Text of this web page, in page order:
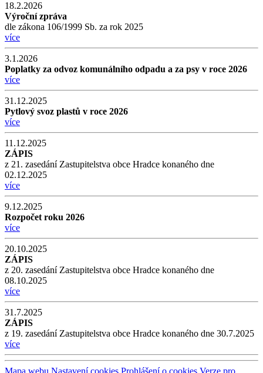
18.2.2026
Výroční zpráva
dle zákona 106/1999 Sb. za rok 2025
více
3.1.2026
Poplatky za odvoz komunálního odpadu a za psy v roce 2026
více
31.12.2025
Pytlový svoz plastů v roce 2026
více
11.12.2025
ZÁPIS
z 21. zasedání Zastupitelstva obce Hradce konaného dne
02.12.2025
více
9.12.2025
Rozpočet roku 2026
více
20.10.2025
ZÁPIS
z 20. zasedání Zastupitelstva obce Hradce konaného dne
08.10.2025
více
31.7.2025
ZÁPIS
z 19. zasedání Zastupitelstva obce Hradce konaného dne 30.7.2025
více